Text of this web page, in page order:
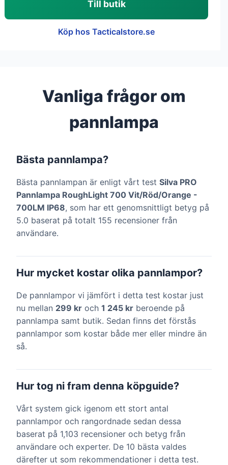
Till butik
Köp hos Tacticalstore.se
Vanliga frågor om
pannlampa
Bästa pannlampa?
Bästa pannlampan är enligt vårt test Silva PRO
Pannlampa RoughLight 700 Vit/Röd/Orange -
700LM IP68, som har ett genomsnittligt betyg på
5.0 baserat på totalt 155 recensioner från
användare.
Hur mycket kostar olika pannlampor?
De pannlampor vi jämfört i detta test kostar just
nu mellan 299 kr och 1 245 kr beroende på
pannlampa samt butik. Sedan finns det förstås
pannlampor som kostar både mer eller mindre än
så.
Hur tog ni fram denna köpguide?
Vårt system gick igenom ett stort antal
pannlampor och rangordnade sedan dessa
baserat på 1,103 recensioner och betyg från
användare och experter. De 10 bästa valdes
därefter ut som rekommendationer i detta test.